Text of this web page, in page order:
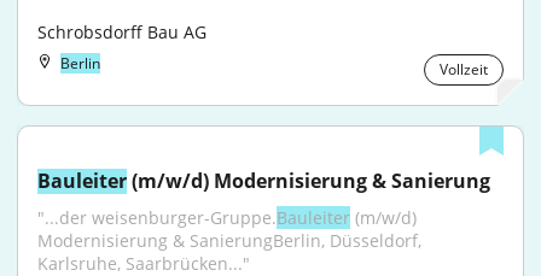
Schrobsdorff Bau AG
Berlin Vollzeit
Bauleiter (m/w/d) Modernisierung & Sanierung
"...der weisenburger-Gruppe.Bauleiter (m/w/d)
Modernisierung & SanierungBerlin, Düsseldorf,
Karlsruhe, Saarbrücken..."